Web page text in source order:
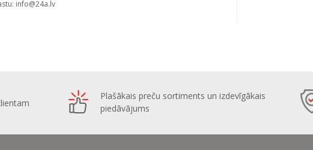
info@24a.lv
Plašākais preču sortiments un izdevīgākais
piedāvājums